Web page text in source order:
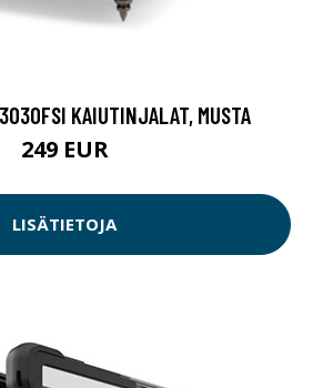
KAIUTINJALAT, MUSTA
249 EUR
LISÄTIETOJA